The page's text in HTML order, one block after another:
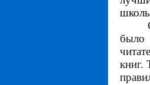
было
книг.